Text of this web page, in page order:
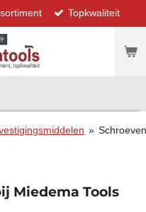
Topkwaliteit
» Schroeven
Miedema Tools